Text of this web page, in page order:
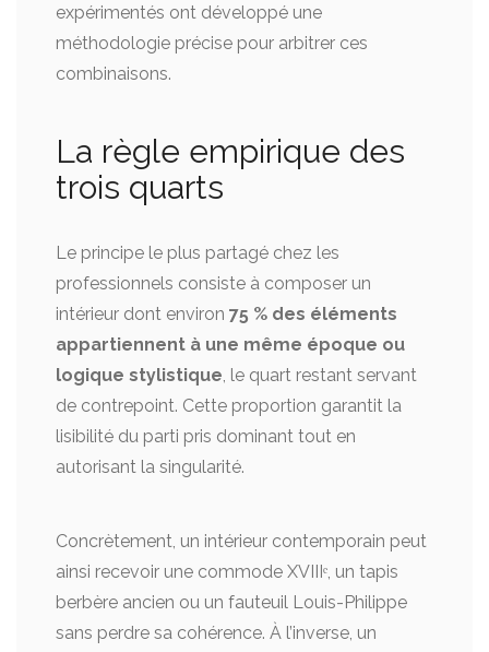
expérimentés ont développé une
méthodologie précise pour arbitrer ces
combinaisons.
La règle empirique des
trois quarts
Le principe le plus partagé chez les
professionnels consiste à composer un
intérieur dont environ 75 % des éléments
appartiennent à une même époque ou
logique stylistique, le quart restant servant
de contrepoint. Cette proportion garantit la
lisibilité du parti pris dominant tout en
autorisant la singularité.
Concrètement, un intérieur contemporain peut
ainsi recevoir une commode XVIIIᵉ, un tapis
berbère ancien ou un fauteuil Louis-Philippe
sans perdre sa cohérence. À l’inverse, un